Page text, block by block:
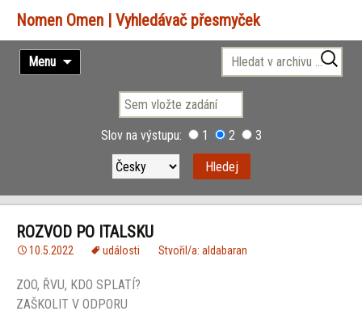
Vyhledávač přesmyček
Menu
Přejít
k
Vyhledávání
Slov na výstupu: 1 2 3
ROZVOD PO ITALSKU
10.5.2022 události Stvořil/a: aldabaran
ZOO, ŘVU, KDO SPLATÍ?
ZAŠKOLIT V ODPORU